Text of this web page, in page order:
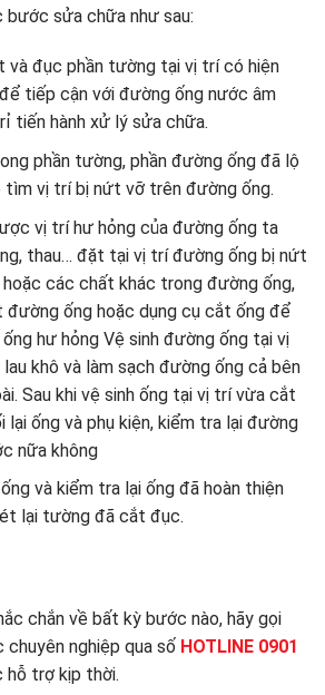
bước sửa chữa như sau:
và đục phần tường tại vị trí có hiện
tiếp cận với đường ống nước âm
tiến hành xử lý sửa chữa.
phần tường, phần đường ống đã lộ
tìm vị trí bị nứt vỡ trên đường ống.
vị trí hư hỏng của đường ống ta
thau… đặt tại vị trí đường ống bị nứt
các chất khác trong đường ống,
đường ống hoặc dụng cụ cắt ống để
hư hỏng Vệ sinh đường ống tại vị
khô và làm sạch đường ống cả bên
Sau khi vệ sinh ống tại vị trí vừa cắt
lại ống và phụ kiện, kiểm tra lại đường
nữa không
và kiểm tra lại ống đã hoàn thiện
lại tường đã cắt đục.
chắn về bất kỳ bước nào, hãy gọi
nghiệp qua số HOTLINE 0901
trợ kịp thời.